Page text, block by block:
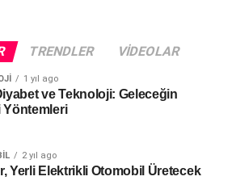
TRENDLER VIDEOLAR
1 yıl ago
ve Teknoloji: Geleceğin
Yöntemleri
2 yıl ago
Yerli Elektrikli Otomobil Üretecek